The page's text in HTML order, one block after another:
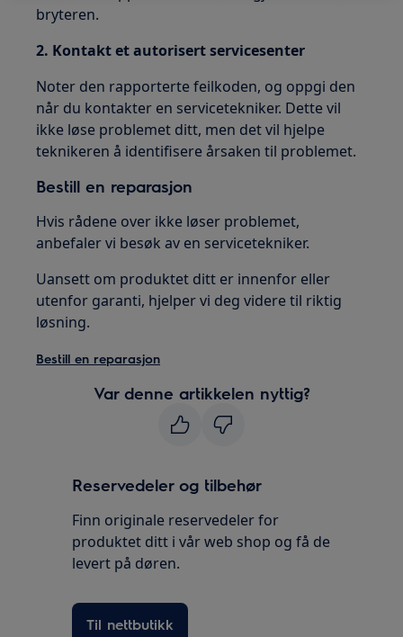
bryteren.
2. Kontakt et autorisert servicesenter
Noter den rapporterte feilkoden, og oppgi den
når du kontakter en servicetekniker. Dette vil
ikke løse problemet ditt, men det vil hjelpe
teknikeren å identifisere årsaken til problemet.
Bestill en reparasjon​
Hvis rådene over ikke løser problemet,
anbefaler vi besøk av en servicetekniker.
Uansett om produktet ditt er innenfor eller
utenfor garanti, hjelper vi deg videre til riktig
løsning.
Bestill en reparasjon​
Var denne artikkelen nyttig?
Reservedeler og tilbehør
Finn originale reservedeler for
produktet ditt i vår web shop og få de
levert på døren.
Til nettbutikk